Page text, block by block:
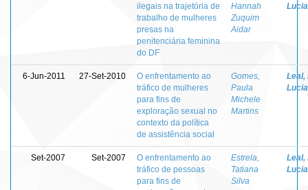
ilegais na trajetória de
trabalho de mulheres
presas na
penitenciária feminina
do DF
Hannah
Zuquim
Aidar
6-Jun-2011 27-Set-2010
O enfrentamento ao
tráfico de mulheres
para fins de
exploração sexual no
contexto da política
de assistência social
Gomes,
Paula
Michele
Martins
Leal,
Set-2007 Set-2007
O enfrentamento ao
tráfico de pessoas
para fins de
Estrela,
Tatiana
Silva
Leal,